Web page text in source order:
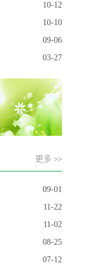
10-12
10-10
09-06
03-27
更多 >>
09-01
11-22
11-02
08-25
07-12